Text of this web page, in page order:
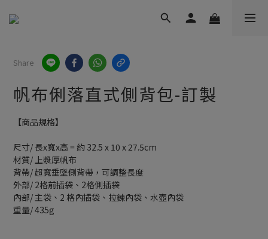
Share
帆布俐落直式側背包-訂製
【商品規格】
尺寸/ 長x寬x高 = 約 32.5 x 10 x 27.5cm
材質/ 上漿厚帆布
背帶/ 超寬垂墜側背帶，可調整長度
外部/ 2格前插袋、2格側插袋
內部/ 主袋、2 格內插袋、拉鍊內袋、水壺內袋
重量/ 435g